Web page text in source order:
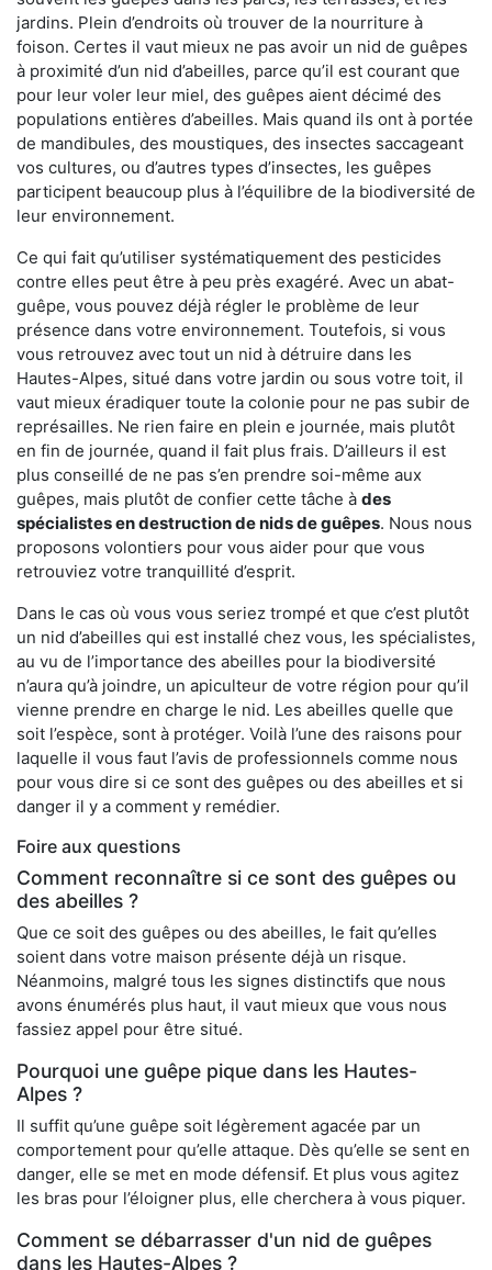
jardins. Plein d’endroits où trouver de la nourriture à
foison. Certes il vaut mieux ne pas avoir un nid de guêpes
à proximité d’un nid d’abeilles, parce qu’il est courant que
pour leur voler leur miel, des guêpes aient décimé des
populations entières d’abeilles. Mais quand ils ont à portée
de mandibules, des moustiques, des insectes saccageant
vos cultures, ou d’autres types d’insectes, les guêpes
participent beaucoup plus à l’équilibre de la biodiversité de
leur environnement.
Ce qui fait qu’utiliser systématiquement des pesticides
contre elles peut être à peu près exagéré. Avec un abat-
guêpe, vous pouvez déjà régler le problème de leur
présence dans votre environnement. Toutefois, si vous
vous retrouvez avec tout un nid à détruire dans les
Hautes-Alpes, situé dans votre jardin ou sous votre toit, il
vaut mieux éradiquer toute la colonie pour ne pas subir de
représailles. Ne rien faire en plein e journée, mais plutôt
en fin de journée, quand il fait plus frais. D’ailleurs il est
plus conseillé de ne pas s’en prendre soi-même aux
guêpes, mais plutôt de confier cette tâche à des
spécialistes en destruction de nids de guêpes. Nous nous
proposons volontiers pour vous aider pour que vous
retrouviez votre tranquillité d’esprit.
Dans le cas où vous vous seriez trompé et que c’est plutôt
un nid d’abeilles qui est installé chez vous, les spécialistes,
au vu de l’importance des abeilles pour la biodiversité
n’aura qu’à joindre, un apiculteur de votre région pour qu’il
vienne prendre en charge le nid. Les abeilles quelle que
soit l’espèce, sont à protéger. Voilà l’une des raisons pour
laquelle il vous faut l’avis de professionnels comme nous
pour vous dire si ce sont des guêpes ou des abeilles et si
danger il y a comment y remédier.
Foire aux questions
Comment reconnaître si ce sont des guêpes ou
des abeilles ?
Que ce soit des guêpes ou des abeilles, le fait qu’elles
soient dans votre maison présente déjà un risque.
Néanmoins, malgré tous les signes distinctifs que nous
avons énumérés plus haut, il vaut mieux que vous nous
fassiez appel pour être situé.
Pourquoi une guêpe pique dans les Hautes-
Alpes ?
Il suffit qu’une guêpe soit légèrement agacée par un
comportement pour qu’elle attaque. Dès qu’elle se sent en
danger, elle se met en mode défensif. Et plus vous agitez
les bras pour l’éloigner plus, elle cherchera à vous piquer.
Comment se débarrasser d'un nid de guêpes
dans les Hautes-Alpes ?